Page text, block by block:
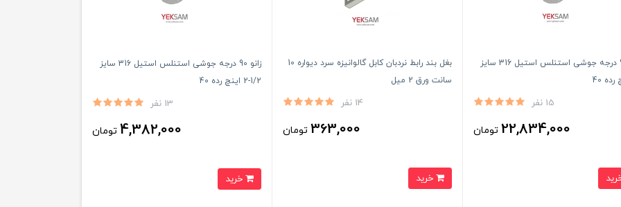
زانو 90 درجه جوشی استنلس استیل 316 سایز
15 نفر
22,834,000 تومان
بغل بند رابط نردبان کابل گالوانیزه سرد دیواره 10
سانت ورق 2 میل
14 نفر
363,000 تومان
خرید
زانو 90 درجه جوشی استنلس استیل 316 سایز
1/2-2 اینچ رده 40
13 نفر
4,382,000 تومان
خرید